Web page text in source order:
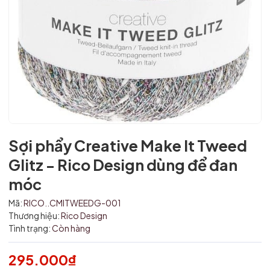
Sợi phẩy Creative Make It Tweed
Glitz - Rico Design dùng để đan
móc
Mã:RICO..CMITWEEDG-001
Thương hiệu:Rico Design
Tình trạng:Còn hàng
295.000₫
Mã giảm giá:
Ngày hết hạn:
Điều kiện: